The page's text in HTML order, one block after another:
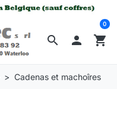
search  shopping_cart
0
Cadenas et machoîres